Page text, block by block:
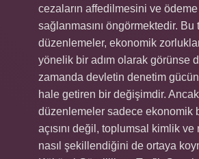
cezaların affedilmesini ve ödeme
sağlanmasını öngörmektedir. Bu
düzenlemeler, ekonomik
yönelik bir adım olarak görünse
zamanda devletin denetim
hale getiren bir değişimdir.
düzenlemeler sadece ekonomik
açısını değil, toplumsal kimlik ve
nasıl şekillendiğini de ortaya